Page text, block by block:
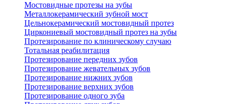
Мостовидные протезы на зубы
Металлокерамический зубной мост
Цельнокерамический мостовидный протез
Циркониевый мостовидный протез на зубы
Протезирование по клиническому случаю
Тотальная реабилитация
Протезирование передних зубов
Протезирование жевательных зубов
Протезирование нижних зубов
Протезирование верхних зубов
Протезирование одного зуба